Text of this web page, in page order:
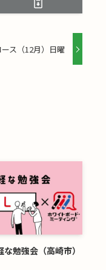
ス（12月）日曜
な勉強会（高崎市）